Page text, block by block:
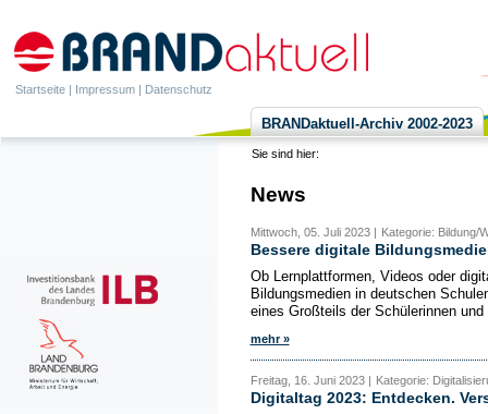
Startseite | Impressum | Datenschutz
BRANDaktuell-Archiv 2002-2023
Sie sind hier:
News
Mittwoch, 05. Juli 2023 | Kategorie: Bildung/
Bessere digitale
Ob Lernplattformen, Videos oder
Bildungsmedien in deutschen
eines Großteils der Schülerinnen
mehr »
Freitag, 16. Juni 2023 | Kategorie:
Digitaltag 2023: Entdecken.